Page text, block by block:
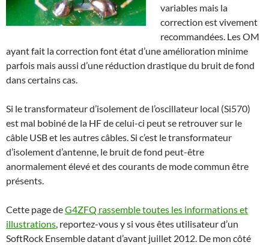
variables mais la
correction est vivement
recommandées. Les OM
ayant fait la correction font état d’une amélioration minime
parfois mais aussi d’une réduction drastique du bruit de fond
dans certains cas.
Si le transformateur d’isolement de l’oscillateur local (Si570)
est mal bobiné de la HF de celui-ci peut se retrouver sur le
câble USB et les autres câbles. Si c’est le transformateur
d’isolement d’antenne, le bruit de fond peut-être
anormalement élevé et des courants de mode commun être
présents.
Cette page deG4ZFQ rassemble toutes les informations et
illustrations, reportez-vous y si vous êtes utilisateur d’un
SoftRock Ensemble datant d’avant juillet 2012. De mon côté